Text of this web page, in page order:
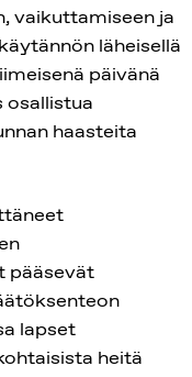
vaikuttamiseen ja
läheisellä
päivänä
osallistua
haasteita
pääsevät
lapset
heitä